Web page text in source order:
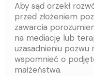
Aby sąd orzekł
przed złożeniem
zawarcia
na mediację lub
uzasadnieniu
wspomnieć o
małżeństwa.